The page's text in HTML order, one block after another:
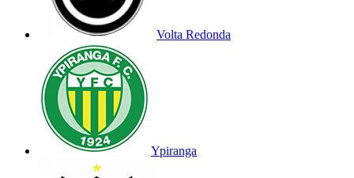
Volta Redonda
Ypiranga